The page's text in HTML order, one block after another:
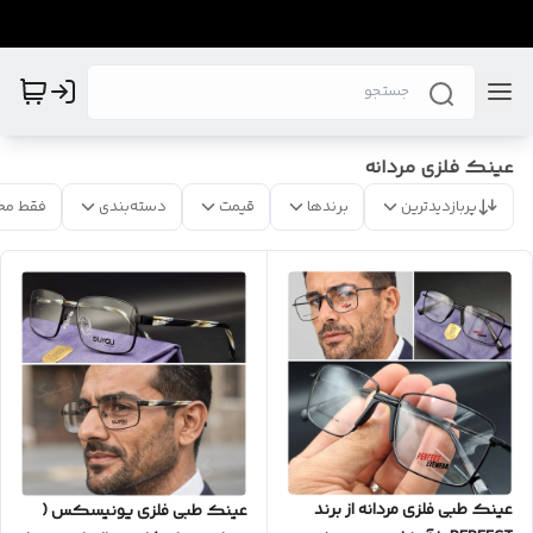
عینک فلزی مردانه
پربازدیدترین برندها قیمت دسته‌بندی فقط
عینک طبی فلزی مردانه از برند
عینک طبی فلزی یونیسکس (